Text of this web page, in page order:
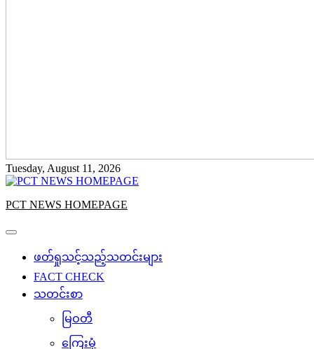
Tuesday, August 11, 2026
PCT NEWS HOMEPAGE
ဖတ်ရှုသင့်သည့်သတင်းများ
FACT CHECK
သတင်းစာ
မြဝတီ
ကြေးမုံ